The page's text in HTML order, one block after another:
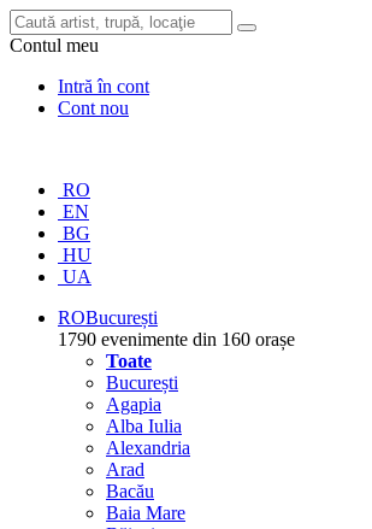
Contul meu
Intră în cont
Cont nou
RO
EN
BG
HU
UA
ROBucurești
1790 evenimente din 160 orașe
Toate
București
Agapia
Alba Iulia
Alexandria
Arad
Bacău
Baia Mare